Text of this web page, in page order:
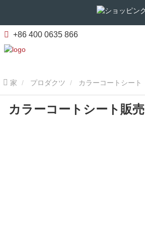
+86 400 0635 866
家 プロダクツ カラーコートシート
販売
カラーコートシート販売